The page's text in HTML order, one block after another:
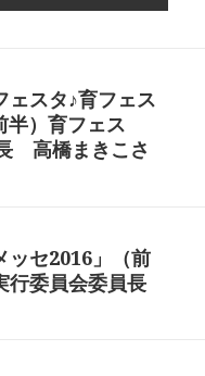
ェスタ♪育フェス
半）育フェス
高橋まきこさ
ッセ2016」（前
行委員会委員長